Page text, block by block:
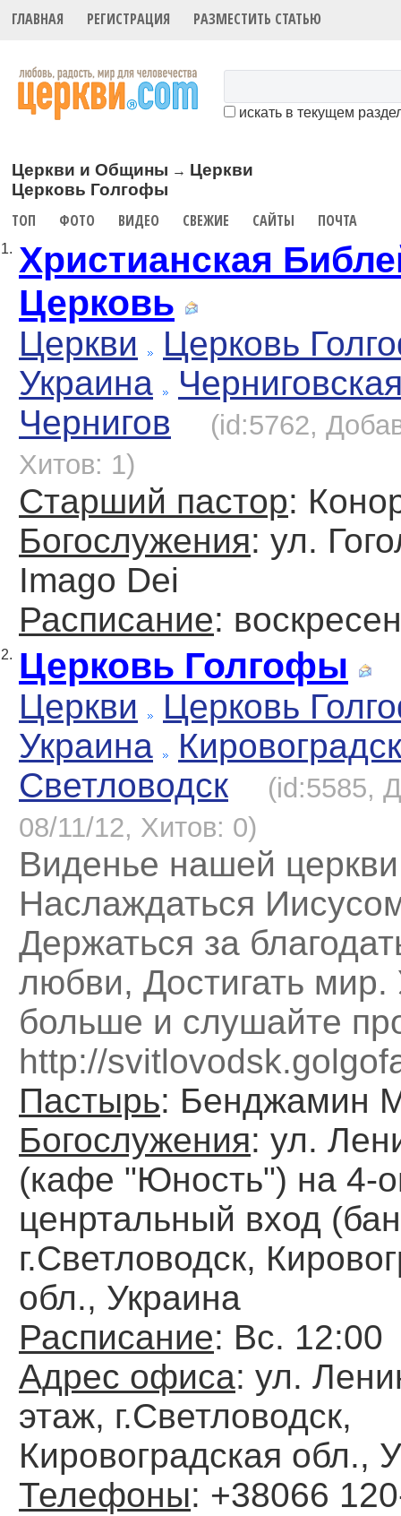
ГЛАВНАЯ РЕГИСТРАЦИЯ РАЗМЕСТИТЬ СТАТЬЮ
искать в текущем
Церкви и Общины → Церкви
Церковь Голгофы
ТОП ФОТО ВИДЕО СВЕЖИЕ САЙТЫ ПОЧТА
1. Христианская
Церковь
Церкви
Церковь
Украина
Чернигов
(id:5762,
Хитов: 1)
Старший пастор:
Богослужения: ул.
Imago Dei
Расписание:
2. Церковь Голгофы
Церкви
Церковь
Украина
Светловодск
(id:5585,
08/11/12, Хитов: 0)
Виденье нашей
Наслаждаться
Держаться за
любви, Достигать мир.
больше и слушайте
http://
Пастырь: Бенджамин
Богослужения: ул.
(кафе "Юность") на 4-
ценртальный вход
г.Светловодск,
обл., Украина
Расписание: Вс. 12:00
Адрес офиса: ул.
этаж, г.Светловодск,
Кировоградская обл.,
Телефоны: +38066